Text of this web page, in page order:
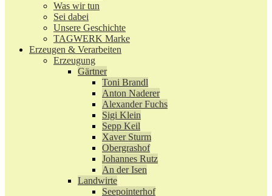
Was wir tun
Sei dabei
Unsere Geschichte
TAGWERK Marke
Erzeugen & Verarbeiten
Erzeugung
Gärtner
Toni Brandl
Anton Naderer
Alexander Fuchs
Sigi Klein
Sepp Keil
Xaver Sturm
Obergrashof
Johannes Rutz
An der Isen
Landwirte
Seepointerhof